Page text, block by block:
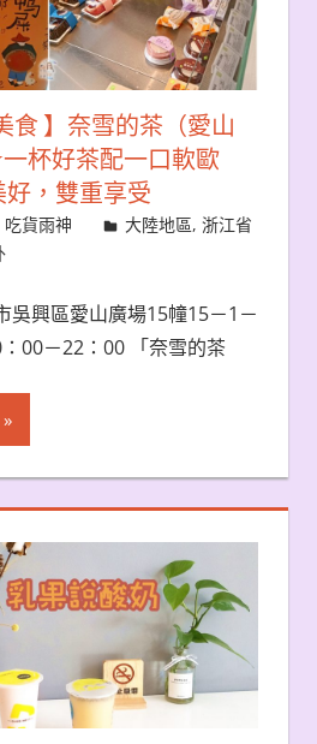
食 】奈雪的茶（愛山
杯好茶配一口軟歐
，雙重享受
吃貨雨神 大陸地區,浙江省
吳興區愛山廣場15幢15－1－
00－22：00 「奈雪的茶